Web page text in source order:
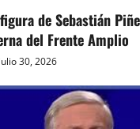
de Sebastián
del Frente Amplio
julio 30, 2026